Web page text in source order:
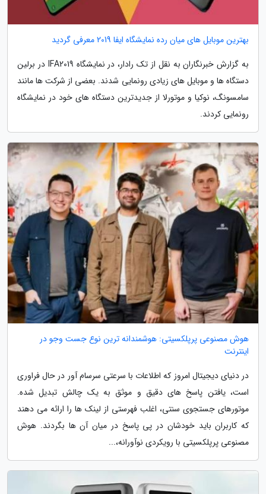
بهترین موبایل های میان رده نمایشگاه ایفا 2019 معرفی گردید
به گزارش خبرنگاران به نقل از تک رادار، در نمایشگاه IFA2019 در برلین
دستگاه ها و موبایل های زیادی رونمایی شدند. بعضی از شرکت ها مانند
سامسونگ، نوکیا و موتورلا از جدیدترین دستگاه های خود در نمایشگاه
رونمایی کردند.
هوش مصنوعی پرپلکسیتی: هوشمندانه ترین نوع جست وجو در
اینترنت
در دنیای دیجیتال امروز که اطلاعات با سرعتی سرسام آور در حال فراوری
است، یافتن پاسخ های دقیق و موثق به یک چالش تبدیل شده.
موتورهای جستجوی سنتی، اغلب فهرستی از لینک ها را ارائه می دهند
که کاربران باید خودشان در پی پاسخ در میان آن ها بگردند. هوش
مصنوعی پرپلکسیتی با رویکردی نوآورانه،...